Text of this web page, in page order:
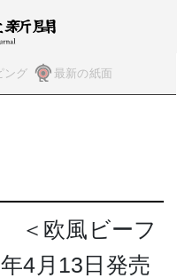
ング 最新の紙面
＜欧風ビーフ
4月13日発売